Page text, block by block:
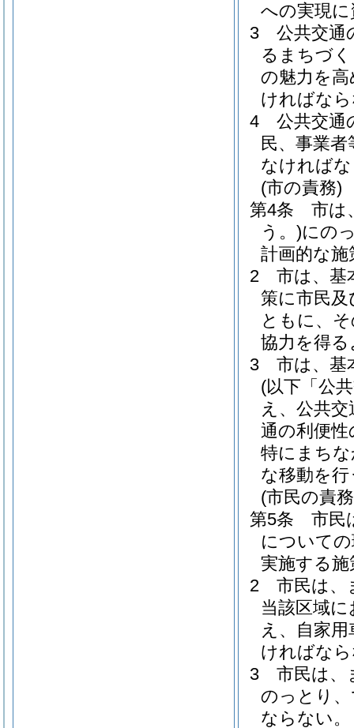
への実現
3
公共交通
るまちづ
の魅力を
ければな
4
公共交通
民、事業
なければ
(市の責務)
第4条
市は
う。)にの
計画的な
2
市は、基
策に市民
ともに、
協力を得
3
市は、基
(以下「公
え、公共
通の利便
特にまち
な移動を
(市民の責
第5条
市民
について
実施する
2
市民は、
当該区域
え、自家
ければな
3
市民は、
のっとり
ならない。